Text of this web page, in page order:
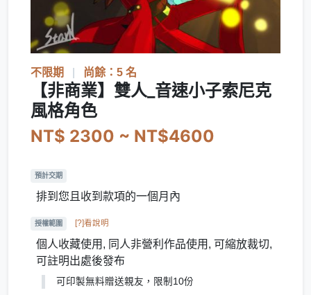
不限期 尚餘：5 名
【非商業】雙人_音速小子索尼克
風格角色
NT$ 2300 ~ NT$4600
預計交期
排到您且收到款項的一個月內
授權範圍 [?]看說明
個人收藏使用, 同人非營利作品使用, 可縮放裁切,
可註明出處後發布
可印製無料贈送親友，限制10份